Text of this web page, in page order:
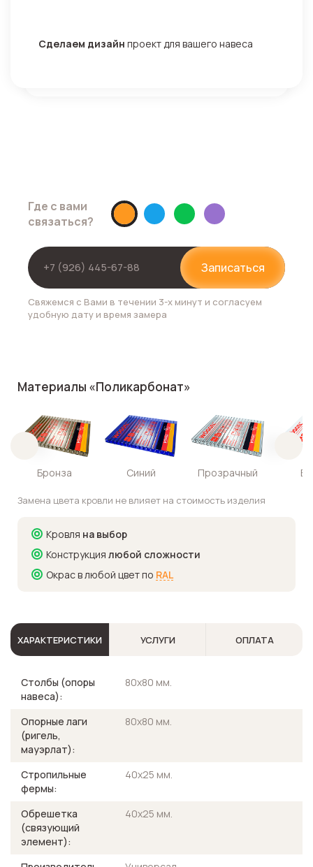
Сделаем дизайн проект для вашего навеса
Где с вами
связаться?
Записаться
Свяжемся с Вами в течении 3-х минут и согласуем
удобную дату и время замера
Материалы «Поликарбонат»
Бронза Синий Прозрачный
Замена цвета кровли не влияет на стоимость изделия
Кровля на выбор
Конструкция любой сложности
Окрас в любой цвет по RAL
ХАРАКТЕРИСТИКИ УСЛУГИ ОПЛАТА
Столбы (опоры
навеса):
80х80 мм.
Опорные лаги
(ригель,
мауэрлат):
80х80 мм.
Стропильные
фермы:
40х25 мм.
Обрешетка
(связующий
элемент):
40х25 мм.